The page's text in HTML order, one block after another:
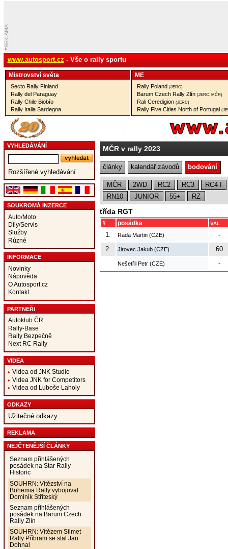
www.autosport.cz - Vše o rally sportu
Mistrovství­ světa
Secto Rally Finland
Rally del Paraguay
Rally Chile Biobío
Rally Italia Sardegna
ME
Rally Poland (JERC)
Barum Czech Rally Zlín (JERC, MČR)
Rali Ceredigion (JERC)
Rally Five Cities North of Portugal
VYHLEDÁVÁNÍ
Rozšířené vyhledávání
SOUKROMÁ INZERCE
Auto/Moto
Díly/Servis
Služby
Různé
INFORMACE
Novinky
Nápověda
O Autosport.cz
Kontakt
PARTNEŘI
Autoklub ČR
Rally-Base
Rally Bezpečně
Next RC Rally
VIDEA
Videa od JNK Studio
Videa JNK for Competitors
Videa od Luboše Laholy
ODKAZY
Užitečné odkazy
REKLAMA
NEJČTENĚJŠÍ ČLÁNKY
Seznam přihlášených
posádek na Star Rally
Historic
SOUHRN: Vítězství na
Bohemia Rally vybojoval
Dominik Stříteský
Seznam přihlášených
posádek na Barum Czech
Rally Zlín
SOUHRN: Vítězem Silmet
Rally Příbram se stal Jan
Dohnal
MČR v rally 2023
články kalendář závodů bodování
MČR 2WD RC2 RC3
RC4 I
RN10
JUNIOR 55+ RZ
třída RGT
# posádka VAL
1. Rada Martin (CZE)
-
2.
Jirovec Jakub (CZE) 60
Nešetřil Petr (CZE) -